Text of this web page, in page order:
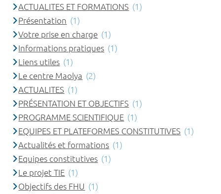
ACTUALITES ET FORMATIONS (1)
Présentation (1)
Votre prise en charge (1)
Informations pratiques (1)
Liens utiles (1)
Le centre Maolya (2)
ACTUALITES (1)
PRÉSENTATION ET OBJECTIFS (1)
PROGRAMME SCIENTIFIQUE (1)
EQUIPES ET PLATEFORMES CONSTITUTIVES (1)
Actualités et formations (1)
Equipes constitutives (1)
Le projet TIE (1)
Objectifs des FHU (1)